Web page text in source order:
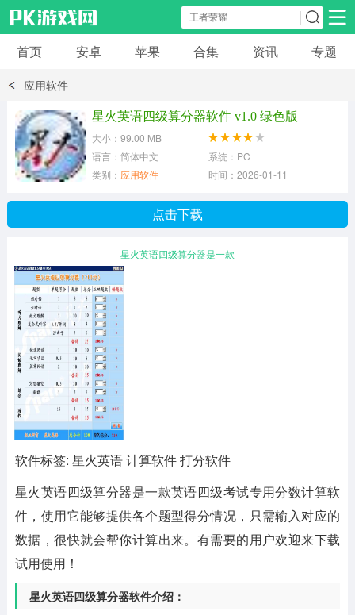
安卓应用 安卓游戏
模拟经营
首页 安卓 苹果 合集 资讯 专题
应用软件
星火英语四级算分器软件 v1.0 绿色版
大小：99.00 MB
语言：简体中文
系统：PC
类别： 应用软件 时间：2026-01-11
点击下载
星火英语四级算分器是一款
软件标签: 星火英语 计算软件 打分软件
星火英语四级算分器是一款英语四级考试专用分数计算软
件，使用它能够提供各个题型得分情况，只需输入对应的
数据，很快就会帮你计算出来。有需要的用户欢迎来下载
试用使用！
星火英语四级算分器软件介绍：